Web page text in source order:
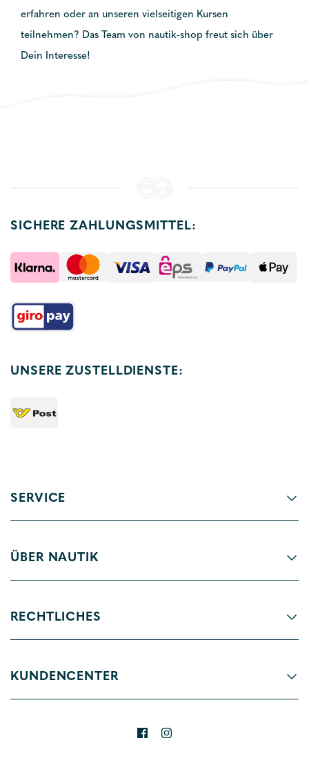
erfahren oder an unseren vielseitigen Kursen
teilnehmen? Das Team von nautik-shop freut sich über
Dein Interesse!
SICHERE ZAHLUNGSMITTEL:
UNSERE ZUSTELLDIENSTE:
SERVICE
ÜBER NAUTIK
RECHTLICHES
KUNDENCENTER